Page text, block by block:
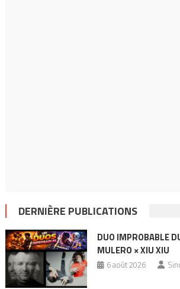
DERNIÈRE PUBLICATIONS
DUO IMPROBABLE
MULERO × XIU XIU
6 août 2026